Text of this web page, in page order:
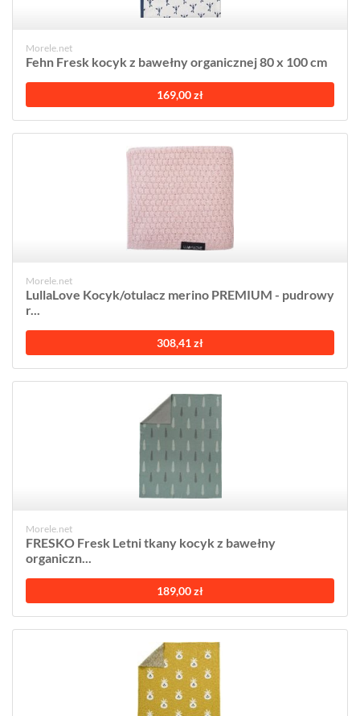
Morele.net
Fehn Fresk kocyk z bawełny organicznej 80 x 100 cm
169,00 zł
Morele.net
LullaLove Kocyk/otulacz merino PREMIUM - pudrowy
r...
308,41 zł
Morele.net
FRESKO Fresk Letni tkany kocyk z bawełny
organiczn...
189,00 zł